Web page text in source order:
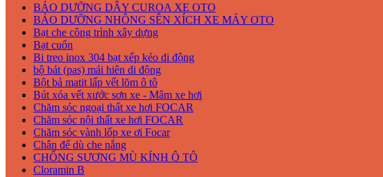
BẢO DƯỠNG DÂY CUROA XE OTO
BẢO DƯỠNG NHÔNG SÊN XÍCH XE MÁY OTO
Bạt che công trình xây dựng
Bạt cuốn
Bi treo inox 304 bạt xếp kéo di động
bộ bát (pas) mái hiên di động
Bột bả matit lấp vết lõm ô tô
Bút xóa vết xước sơn xe - Mâm xe hơi
Chăm sóc ngoại thất xe hơi FOCAR
Chăm sóc nội thất xe hơi FOCAR
Chăm sóc vành lốp xe ơi Focar
Chân đế dù che nắng
CHỐNG SƯƠNG MÙ KÍNH Ô TÔ
Cloramin B